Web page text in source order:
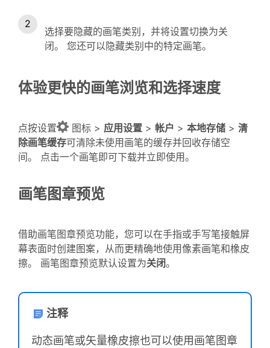
选择要隐藏的画笔类别，并将设置切换为关
闭。 您还可以隐藏类别中的特定画笔。
体验更快的画笔浏览和选择速度
点按设置 图标 > 应用设置 > 帐户 > 本地存储 > 清
除画笔缓存可清除未使用画笔的缓存并回收存储空
间。 点击一个画笔即可下载并立即使用。
画笔图章预览
借助画笔图章预览功能，您可以在手指或手写笔接触屏
幕表面时创建图案，从而更精确地使用像素画笔和橡皮
擦。 画笔图章预览默认设置为关闭。
注释
动态画笔或矢量橡皮擦也可以使用画笔图章